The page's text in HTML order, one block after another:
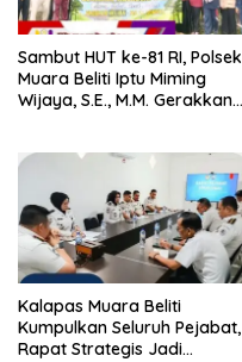
Sambut HUT ke-81 RI, Polsek
Muara Beliti Iptu Miming
Wijaya, S.E., M.M. Gerakkan
Kalapas Muara Beliti
Kumpulkan Seluruh Pejabat,
Rapat Strategis Jadi